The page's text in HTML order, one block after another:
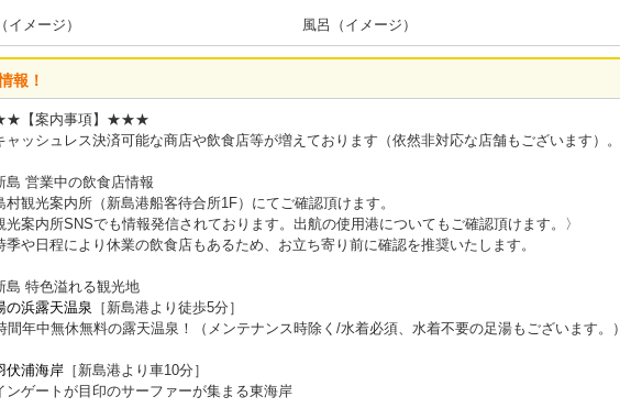
イメージ） 風呂（イメージ）
報！
【案内事項】★★★
ャッシュレス決済可能な商店や飲食店等が増えております（依然非対応な店舗もございます）。
営業中の飲食店情報
村観光案内所（新島港船客待合所1F）にてご確認頂けます。
光案内所SNSでも情報発信されております。出航の使用港についてもご確認頂けます。〉
や日程により休業の飲食店もあるため、お立ち寄り前に確認を推奨いたします。
特色溢れる観光地
の浜露天温泉 ［新島港より徒歩5分］
間年中無休無料の露天温泉！（メンテナンス時除く/水着必須、水着不要の足湯もございます。）
伏浦海岸 ［新島港より車10分］
ンゲートが目印のサーファーが集まる東海岸